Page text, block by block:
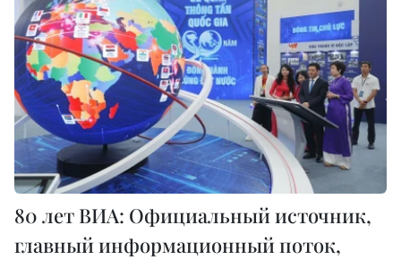
80 лет ВИА: Официальный источник,
главный информационный поток,